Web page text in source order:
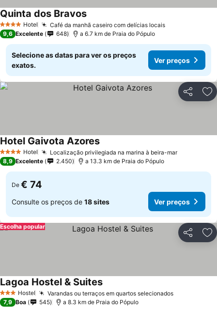
4 EstrelasHotel Café da manhã caseiro com delícias locais
Quinta dos Bravos
9,6 Excelente 648 a 6.7 km de Praia do Pópulo
Selecione as datas para ver os preços
exatos.
Ver preços
Partilhar
4 EstrelasHotel Localização privilegiada na marina à beira-mar
Hotel Gaivota Azores
8,9 Excelente 2.450 a 13.3 km de Praia do Pópulo
De € 74
Consulte os preços de 18 sites Ver preços
Partilhar
Escolha popular
3 EstrelasHostel Varandas ou terraços em quartos selecionados
Lagoa Hostel & Suites
7,9 Boa 545 a 8.3 km de Praia do Pópulo